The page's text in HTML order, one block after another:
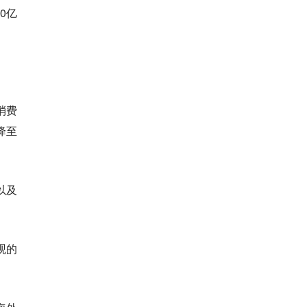
亿
费
至
及
的